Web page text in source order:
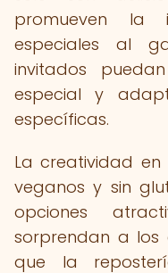
promueven la
especiales al
invitados
especial y
específicas.
La creatividad
veganos y sin
opciones
sorprendan a los
que la